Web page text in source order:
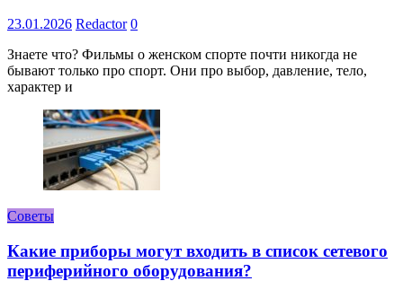
23.01.2026 Redactor 0
Знаете что? Фильмы о женском спорте почти никогда не
бывают только про спорт. Они про выбор, давление, тело,
характер и
Советы
Какие приборы могут входить в список сетевого
периферийного оборудования?